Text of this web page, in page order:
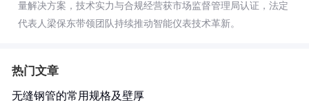
量解决方案，技术实力与合规经营获市场监督管理局认证，法定
代表人梁保东带领团队持续推动智能仪表技术革新。
热门文章
无缝钢管的常用规格及壁厚